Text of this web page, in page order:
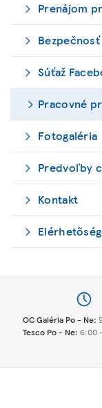
Prenájom
Súťaž
Pracovné
Fotogaléria
Predvoľby
Kontakt
OC Galéria Po - Ne:
Tesco Po - Ne: 6:00